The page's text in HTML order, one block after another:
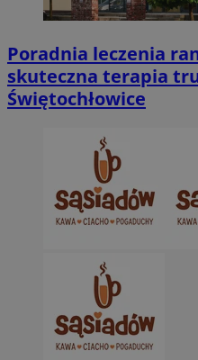
Poradnia leczenia
skuteczna terapia
Świętochłowice